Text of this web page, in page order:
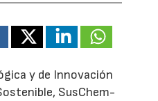
y de Innovación
SusChem-